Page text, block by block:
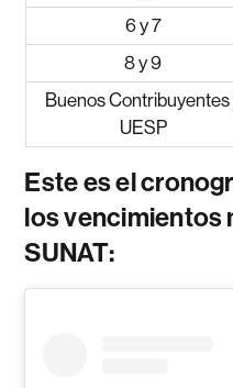
6 y 7
8 y 9
Buenos Contribuyentes
UESP
Este es el
los vencimientos
SUNAT: